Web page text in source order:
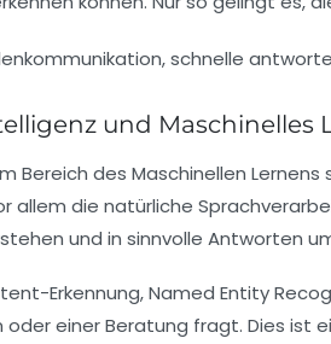
und
Bereich des Maschinellen
die natürliche
und in sinnvolle Antworten
Erkennung, Named Entity
einer Beratung fragt. Dies